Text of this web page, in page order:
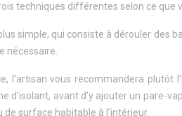
techniques différentes selon ce que
simple, qui consiste à dérouler
nécessaire.
l’artisan vous recommandera plutôt
d’isolant, avant d’y ajouter un pare-
surface habitable à l’intérieur.